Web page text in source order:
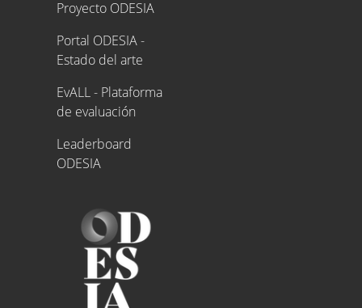
Proyecto ODESIA
Portal ODESIA -
Estado del arte
EvALL - Plataforma
de evaluación
Leaderboard
ODESIA